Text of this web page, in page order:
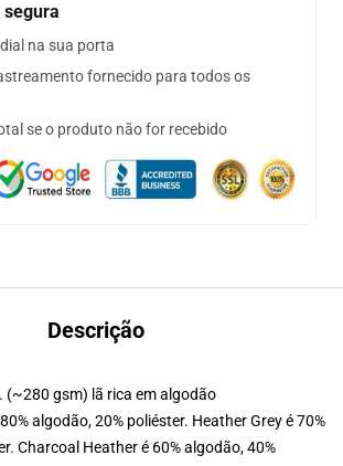
segura
na sua porta
fornecido para todos os
se o produto não for recebido
Descrição
(~280 gsm) lã rica em algodão
algodão, 20% poliéster. Heather Grey é 70%
Charcoal Heather é 60% algodão, 40%